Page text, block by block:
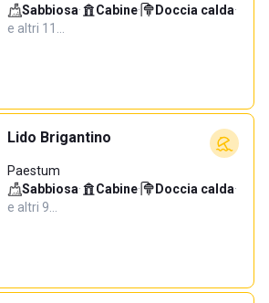
Sabbiosa· Cabine· Doccia calda·
e altri 11…
Lido Brigantino
Paestum
Sabbiosa· Cabine· Doccia calda·
e altri 9…